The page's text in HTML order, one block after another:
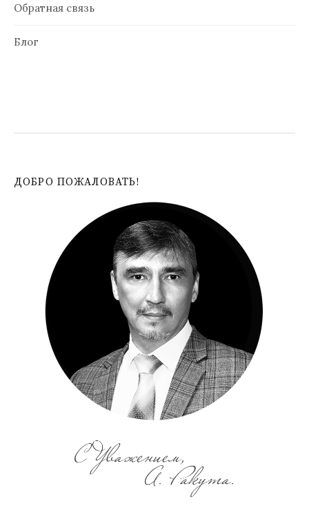
Обратная связь
Блог
ДОБРО ПОЖАЛОВАТЬ!